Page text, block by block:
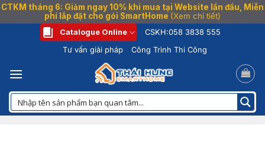
CTKM tháng 6: Giảm ngay 10% khi mua tại Website lần đầu, Miễn
phí lắp đặt cho gói SmartHome (Xem chi tiết)
dung
Catalogue Online CSKH:058 3838 555
Tư vấn giải pháp
Công Trình Thi Công